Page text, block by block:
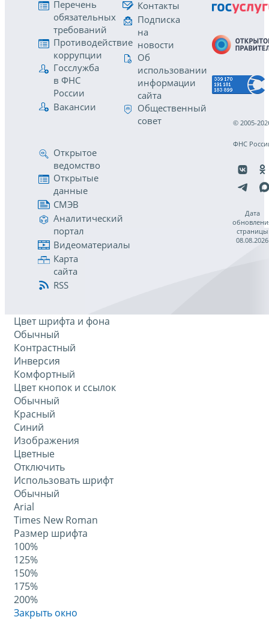
Перечень
обязательных
требований
Противодействие
коррупции
Госслужба
в ФНС
России
Вакансии
Контакты
Подписка
на
новости
Об
использовании
информации
сайта
Общественный
совет
Открытое
ведомство
Открытые
данные
СМЭВ
Аналитический
портал
Видеоматериалы
Карта
сайта
RSS
© 2005-
ФНС
Дата
страницы
08.08.2026
Цвет шрифта и фона
Обычный
Контрастный
Инверсия
Комфортный
Цвет кнопок и ссылок
Обычный
Красный
Синий
Изображения
Цветные
Отключить
Использовать шрифт
Обычный
Arial
Times New Roman
Размер шрифта
100%
125%
150%
175%
200%
Закрыть окно